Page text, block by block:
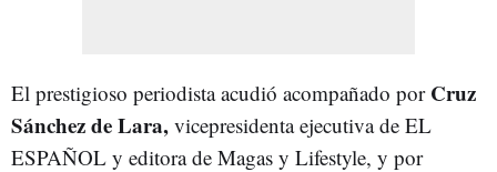
El prestigioso periodista acudió acompañado por Cruz
Sánchez de Lara, vicepresidenta ejecutiva de EL
ESPAÑOL y editora de Magas y Lifestyle, y por